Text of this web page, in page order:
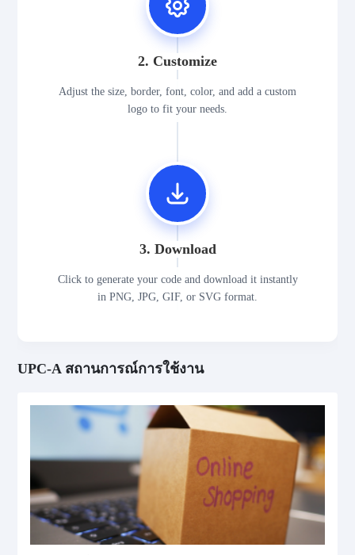
2. Customize
Adjust the size, border, font, color, and add a custom
logo to fit your needs.
3. Download
Click to generate your code and download it instantly
in PNG, JPG, GIF, or SVG format.
UPC-A สถานการณ์การใช้งาน